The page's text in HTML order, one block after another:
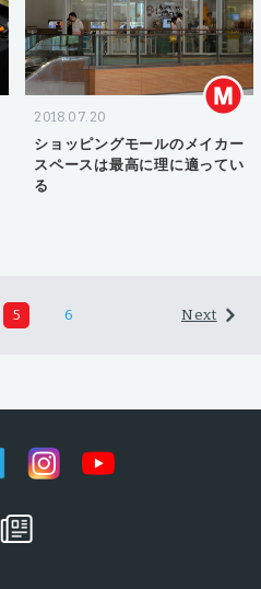
2018.07.20
ショッピングモールのメイカー
スペースは最高に理に適ってい
る
5 6 Next